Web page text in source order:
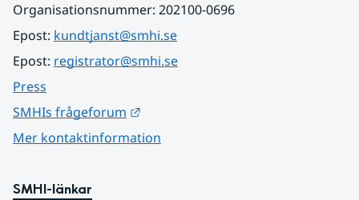
Organisationsnummer: 202100-0696
Epost: kundtjanst@smhi.se
Epost: registrator@smhi.se
Press
SMHIs frågeforum
Mer kontaktinformation
SMHI-länkar